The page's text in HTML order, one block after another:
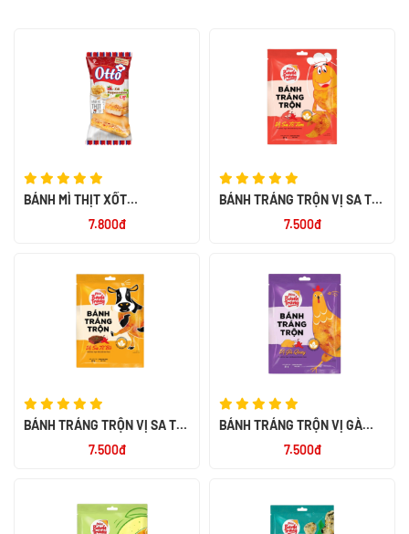
BÁNH MÌ THỊT XỐT
7.800đ
BÁNH TRÁNG TRỘN VỊ SA TẾ
7.500đ
BÁNH TRÁNG TRỘN VỊ SA TẾ
7.500đ
BÁNH TRÁNG TRỘN VỊ GÀ
7.500đ